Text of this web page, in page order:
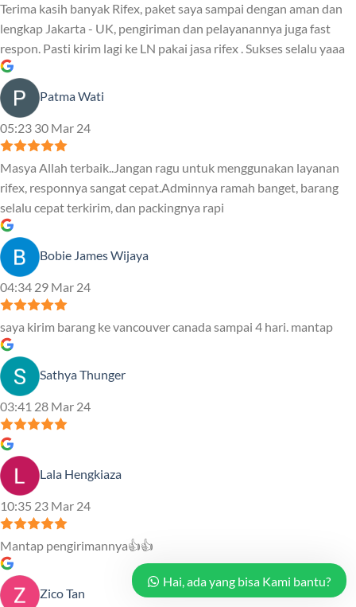
Terima kasih banyak Rifex, paket saya sampai dengan aman dan
lengkap Jakarta - UK, pengiriman dan pelayanannya juga fast
respon. Pasti kirim lagi ke LN pakai jasa rifex . Sukses selalu yaaa
Patma Wati
05:23 30 Mar 24
Masya Allah terbaik..Jangan ragu untuk menggunakan layanan
rifex, responnya sangat cepat.Adminnya ramah banget, barang
selalu cepat terkirim, dan packingnya rapi
Bobie James Wijaya
04:34 29 Mar 24
saya kirim barang ke vancouver canada sampai 4 hari. mantap
Sathya Thunger
03:41 28 Mar 24
Lala Hengkiaza
10:35 23 Mar 24
Mantap pengirimannya👍👍
Zico Tan
Hai, ada yang bisa Kami bantu?